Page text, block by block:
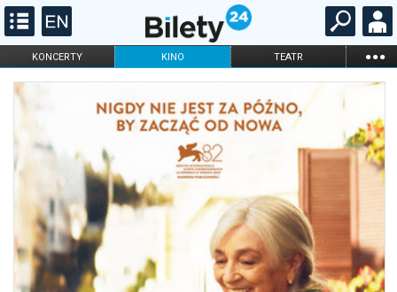
KONCERTY KINO TEATR ...
FILHARMONIA OPERA I BALET
ONLINE KARNETY